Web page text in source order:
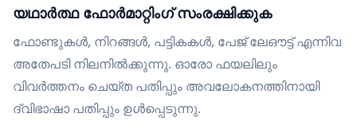
യഥാർത്ഥ ഫോർമാറ്റിംഗ് സംരക്ഷിക്കുക
ഫോണ്ടുകൾ, നിറങ്ങൾ, പട്ടികകൾ, പേജ് ലേഔട്ട് എന്നിവ
അതേപടി നിലനിൽക്കുന്നു. ഓരോ ഫയലിലും
വിവർത്തനം ചെയ്ത പതിപ്പും അവലോകനത്തിനായി
ദ്വിഭാഷാ പതിപ്പും ഉൾപ്പെടുന്നു.